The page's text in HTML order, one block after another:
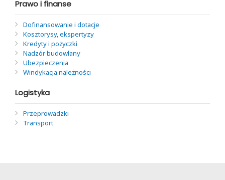
Prawo i finanse
Dofinansowanie i dotacje
Kosztorysy, ekspertyzy
Kredyty i pożyczki
Nadzór budowlany
Ubezpieczenia
Windykacja należności
Logistyka
Przeprowadzki
Transport